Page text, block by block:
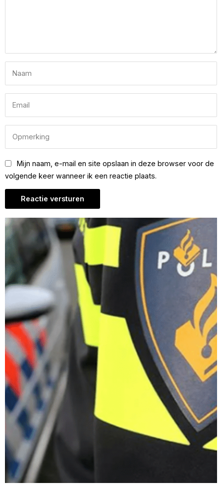
Mijn naam, e-mail en site opslaan in deze browser voor de
volgende keer wanneer ik een reactie plaats.